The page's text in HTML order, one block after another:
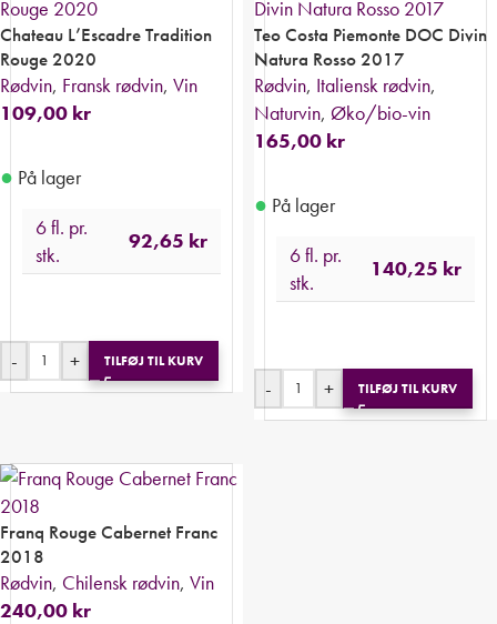
Chateau L’Escadre Tradition
Rouge 2020
Rødvin, Fransk rødvin, Vin
109,00 kr
● På lager
6 fl. pr.
stk.
92,65 kr
- + TILFØJ TIL KURV
Teo Costa Piemonte DOC Divin
Natura Rosso 2017
Rødvin, Italiensk rødvin,
Naturvin, Øko/bio-vin
165,00 kr
● På lager
6 fl. pr.
stk.
140,25 kr
- + TILFØJ TIL KURV
Franq Rouge Cabernet Franc
2018
Rødvin, Chilensk rødvin, Vin
240,00 kr